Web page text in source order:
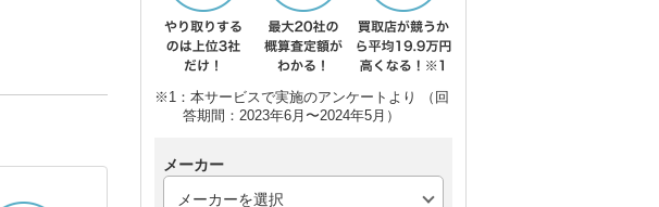
※1：本サービスで実施のアンケートより （回
答期間：2023年6月〜2024年5月）
メーカー